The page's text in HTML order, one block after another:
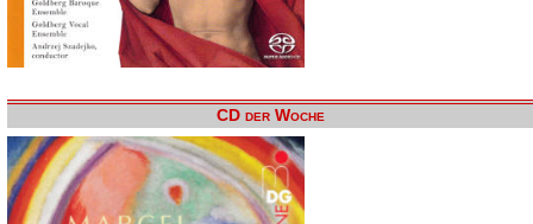
CD der Woche